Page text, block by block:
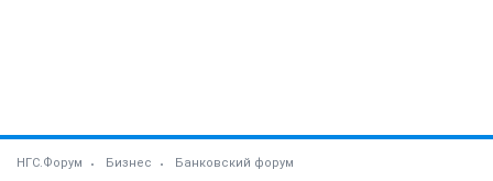
НГС.Форум Бизнес Банковский форум